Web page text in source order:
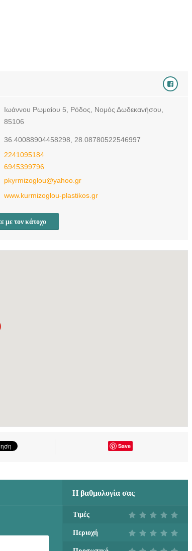
Ιωάννου Ρωμαίου 5, Ρόδος, Νομός Δωδεκανήσου,
85106
36.40088904458298, 28.08780522546997
2241095184
6945399796
pkyrmizoglou@yahoo.gr
www.kurmizoglou-plastikos.gr
με τον κάτοχο
Save
Η βαθμολογία σας
Τιμές
Περιοχή